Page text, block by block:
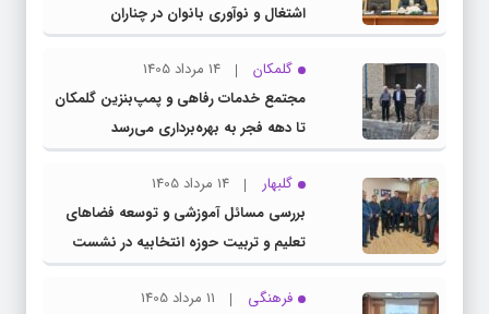
اشتغال و نوآوری بانوان در چناران
گلمکان
14 مرداد 1405
مجتمع خدمات رفاهی و پمپ‌بنزین گلمکان
تا دهه فجر به بهره‌برداری می‌رسد
گلبهار
14 مرداد 1405
بررسی مسائل آموزشی و توسعه فضاهای
تعلیم و تربیت حوزه انتخابیه در نشست
مشترک عضو کمیسیون آموزش مجلس با
مدیرکل آموزش و پرورش خراسان رضوی
فرهنگی
11 مرداد 1405